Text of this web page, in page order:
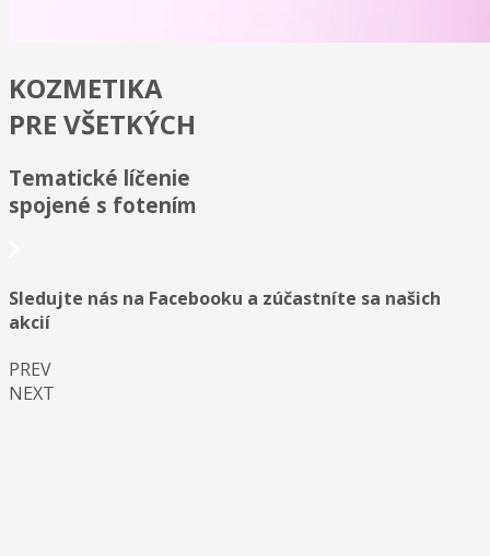
KOZMETIKA
PRE VŠETKÝCH
Tematické líčenie
spojené s fotením
Sledujte nás na Facebooku a zúčastníte sa našich
akcií
PREV
NEXT